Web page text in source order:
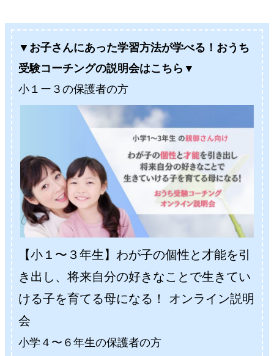
▼お子さんにあった学習方法が学べる！おうち
受験コーチングの説明会はこちら ▼
小１ー３の保護者の方
【小１〜３年生】わが子の個性と才能を引
き出し、将来自分の好きなことで生きてい
ける子を育てる母になる！ オンライン説明
会
小学４〜６年生の保護者の方